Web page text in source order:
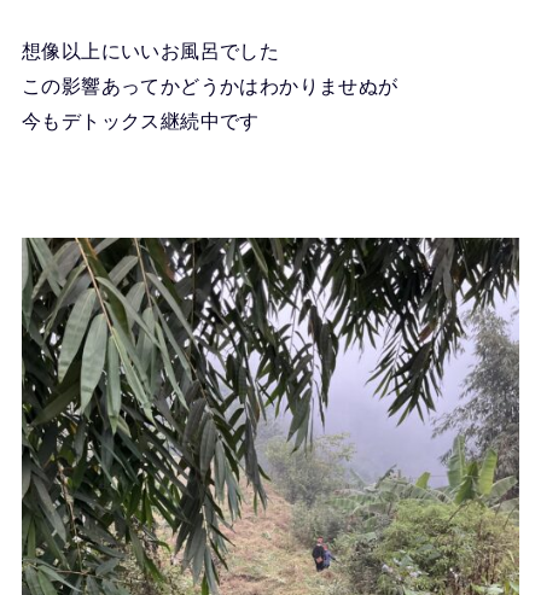
想像以上にいいお風呂でした
この影響あってかどうかはわかりませぬが
今もデトックス継続中です